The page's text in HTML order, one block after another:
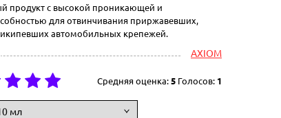
продукт с высокой проникающей и
для отвинчивания приржавевших,
автомобильных крепежей.
AXIOM
Средняя оценка:5 Голосов: 1